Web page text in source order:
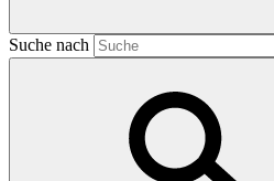
Suche nach